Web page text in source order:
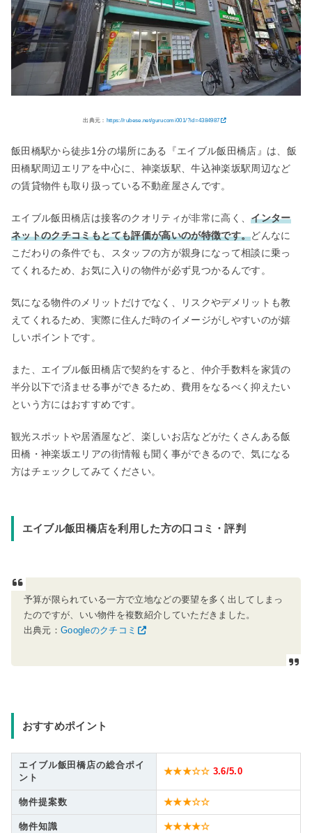
出典元： https://rubese.net/gurucomi001/?id=4384987
飯田橋駅から徒歩1分の場所にある『エイブル飯田橋店』は、飯
田橋駅周辺エリアを中心に、神楽坂駅、牛込神楽坂駅周辺など
の賃貸物件も取り扱っている不動産屋さんです。
エイブル飯田橋店は接客のクオリティが非常に高く、インター
ネットのクチコミもとても評価が高いのが特徴です。どんなに
こだわりの条件でも、スタッフの方が親身になって相談に乗っ
てくれるため、お気に入りの物件が必ず見つかるんです。
気になる物件のメリットだけでなく、リスクやデメリットも教
えてくれるため、実際に住んだ時のイメージがしやすいのが嬉
しいポイントです。
また、エイブル飯田橋店で契約をすると、仲介手数料を家賃の
半分以下で済ませる事ができるため、費用をなるべく抑えたい
という方にはおすすめです。
観光スポットや居酒屋など、楽しいお店などがたくさんある飯
田橋・神楽坂エリアの街情報も聞く事ができるので、気になる
方はチェックしてみてください。
エイブル飯田橋店を利用した方の口コミ・評判
予算が限られている一方で立地などの要望を多く出してしまっ
たのですが、いい物件を複数紹介していただきました。
出典元： Googleのクチコミ
おすすめポイント
エイブル飯田橋店の総合ポイ
ント
★★★☆☆ 3.6/5.0
物件提案数 ★★★☆☆
物件知識 ★★★★☆